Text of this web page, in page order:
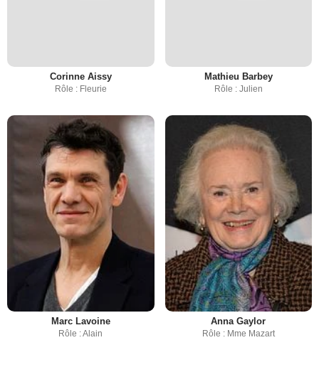
Corinne Aissy
Rôle : Fleurie
Mathieu Barbey
Rôle : Julien
Marc Lavoine
Rôle : Alain
Anna Gaylor
Rôle : Mme Mazart